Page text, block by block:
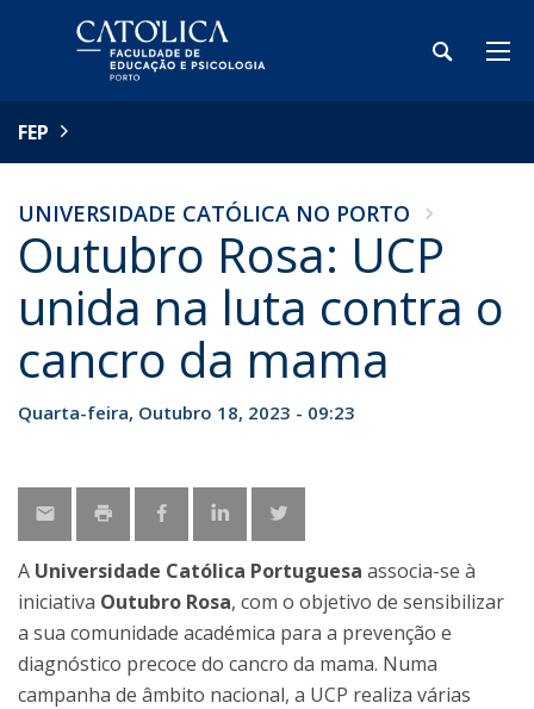
FEP
UNIVERSIDADE CATÓLICA NO PORTO
Outubro Rosa: UCP
unida na luta contra o
cancro da mama
Quarta-feira, Outubro 18, 2023 - 09:23
A Universidade Católica Portuguesa associa-se à
iniciativa Outubro Rosa, com o objetivo de sensibilizar
a sua comunidade académica para a prevenção e
diagnóstico precoce do cancro da mama. Numa
campanha de âmbito nacional, a UCP realiza várias